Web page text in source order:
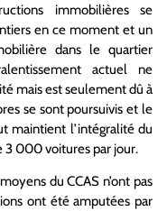
immobilières se
en ce moment et un
dans le quartier
actuel ne
mais est seulement dû à
se sont poursuivis et le
maintient l’intégralité du
3 000 voitures par jour.
du CCAS n’ont pas
ont été amputées par